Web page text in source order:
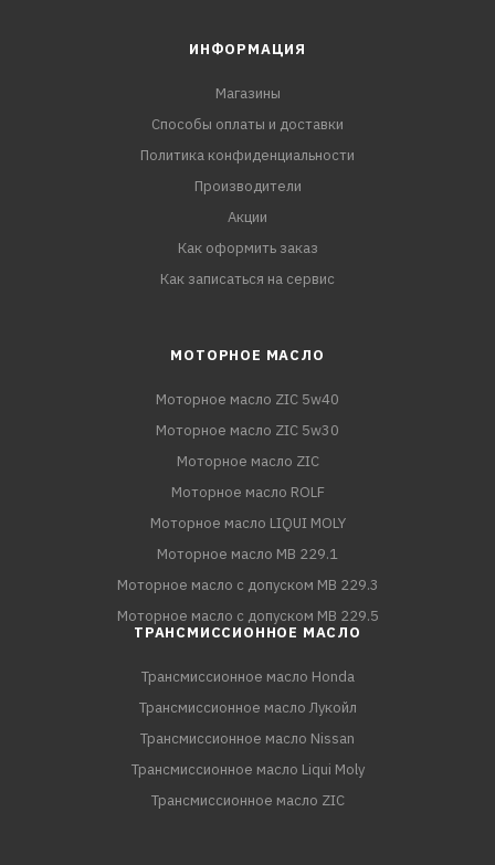
ИНФОРМАЦИЯ
Магазины
Способы оплаты и доставки
Политика конфиденциальности
Производители
Акции
Как оформить заказ
Как записаться на сервис
МОТОРНОЕ МАСЛО
Моторное масло ZIC 5w40
Моторное масло ZIC 5w30
Моторное масло ZIC
Моторное масло ROLF
Моторное масло LIQUI MOLY
Моторное масло MB 229.1
Моторное масло с допуском MB 229.3
Моторное масло с допуском MB 229.5
ТРАНСМИССИОННОЕ МАСЛО
Трансмиссионное масло Honda
Трансмиссионное масло Лукойл
Трансмиссионное масло Nissan
Трансмиссионное масло Liqui Moly
Трансмиссионное масло ZIC